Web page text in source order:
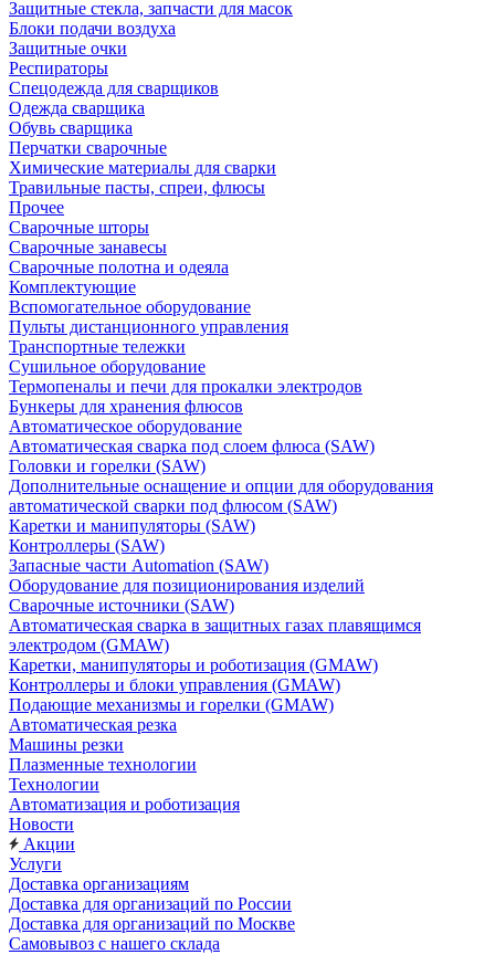
Защитные стекла, запчасти для масок
Блоки подачи воздуха
Защитные очки
Респираторы
Спецодежда для сварщиков
Одежда сварщика
Обувь сварщика
Перчатки сварочные
Химические материалы для сварки
Травильные пасты, спреи, флюсы
Прочее
Сварочные шторы
Сварочные занавесы
Сварочные полотна и одеяла
Комплектующие
Вспомогательное оборудование
Пульты дистанционного управления
Транспортные тележки
Сушильное оборудование
Термопеналы и печи для прокалки электродов
Бункеры для хранения флюсов
Автоматическое оборудование
Автоматическая сварка под слоем флюса (SAW)
Головки и горелки (SAW)
Дополнительные оснащение и опции для оборудования
автоматической сварки под флюсом (SAW)
Каретки и манипуляторы (SAW)
Контроллеры (SAW)
Запасные части Automation (SAW)
Оборудование для позиционирования изделий
Сварочные источники (SAW)
Автоматическая сварка в защитных газах плавящимся
электродом (GMAW)
Каретки, манипуляторы и роботизация (GMAW)
Контроллеры и блоки управления (GMAW)
Подающие механизмы и горелки (GMAW)
Автоматическая резка
Машины резки
Плазменные технологии
Технологии
Автоматизация и роботизация
Новости
Акции
Услуги
Доставка организациям
Доставка для организаций по России
Доставка для организаций по Москве
Самовывоз с нашего склада